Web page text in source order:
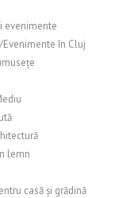
evenimente
Evenimente în Cluj
lemn
casă și grădină